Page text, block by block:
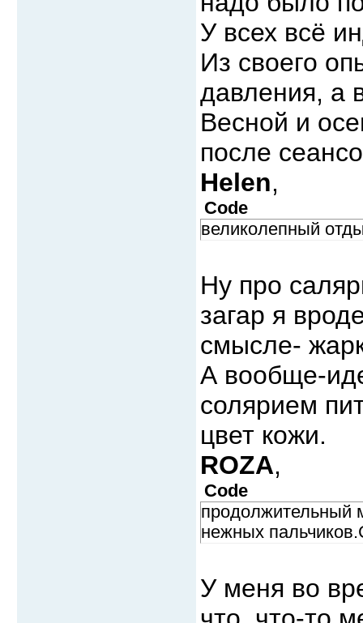
У всех всё
Из своего
давления, а
Весной и
после
Helen,
Code
великолепный
Ну про
загар я
смысле-
А вообще-
солярием
цвет кожи.
ROZA,
Code
продолжительный
нежных
У меня во